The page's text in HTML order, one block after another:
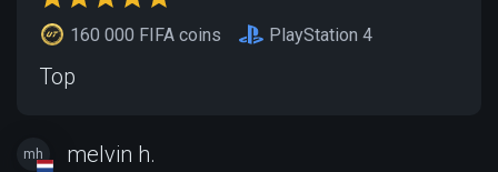
160 000 FIFA coins PlayStation 4
Top
mh melvin h.